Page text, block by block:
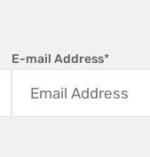
E-mail Address*